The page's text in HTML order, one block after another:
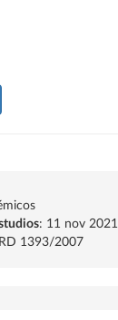
: 11 nov 2021
1393/2007